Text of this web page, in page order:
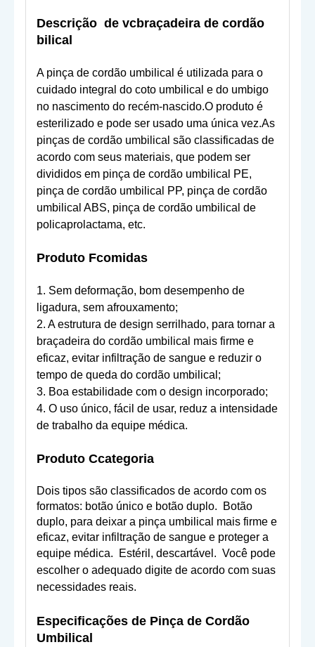
Descrição de vcbraçadeira de cordão
bilical
A pinça de cordão umbilical é utilizada para o
cuidado integral do coto umbilical e do umbigo
no nascimento do recém-nascido.O produto é
esterilizado e pode ser usado uma única vez.As
pinças de cordão umbilical são classificadas de
acordo com seus materiais, que podem ser
divididos em pinça de cordão umbilical PE,
pinça de cordão umbilical PP, pinça de cordão
umbilical ABS, pinça de cordão umbilical de
policaprolactama, etc.
Produto Fcomidas
1. Sem deformação, bom desempenho de
ligadura, sem afrouxamento;
2. A estrutura de design serrilhado, para tornar a
braçadeira do cordão umbilical mais firme e
eficaz, evitar infiltração de sangue e reduzir o
tempo de queda do cordão umbilical;
3. Boa estabilidade com o design incorporado;
4. O uso único, fácil de usar, reduz a intensidade
de trabalho da equipe médica.
Produto Ccategoria
Dois tipos são classificados de acordo com os
formatos: botão único e botão duplo.
Botão
duplo, para deixar a pinça umbilical mais firme e
eficaz, evitar infiltração de sangue e proteger a
equipe médica.
Estéril, descartável. Você pode
escolher o adequado digite de acordo com suas
necessidades reais.
Especificações de Pinça de Cordão
Umbilical